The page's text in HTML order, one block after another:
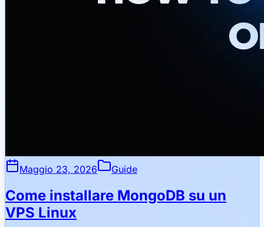
Maggio 23, 2026 Guide
Come installare MongoDB su un
VPS Linux